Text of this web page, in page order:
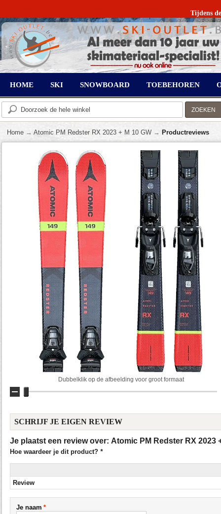
Tijdens
HOME SKI SNOWBOARD TOEBEHOREN
ZOEKEN
Home → Atomic PM Redster RX 2023 + M 10 GW → Productreviews
Dubbelklik op de afbeelding voor groot formaat
SCHRIJF JE EIGEN REVIEW
Je plaatst een review over: Atomic PM Redster RX 2023
Hoe waardeer je dit product? *
Review
*
Je naam